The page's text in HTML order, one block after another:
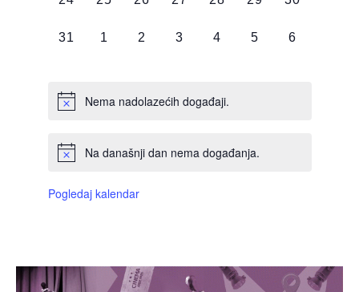
0
31
0
1
0
2
0
3
0
4
0
5
0
6
Nema nadolazećih događaji.
Na današnji dan nema događanja.
Pogledaj kalendar